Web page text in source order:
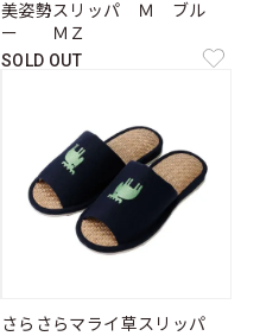
美姿勢スリッパ Ｍ ブル
ー ＭＺ
SOLD OUT
さらさらマライ草スリッパ